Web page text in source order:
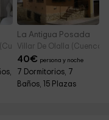
La Antigua Posada
Villar De Olalla (Cuenca)
40€ persona y noche
7 Dormitorios, 7
Baños, 15 Plazas